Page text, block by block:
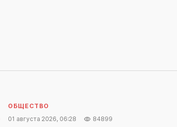
ОБЩЕСТВО
01 августа 2026, 06:28
84899